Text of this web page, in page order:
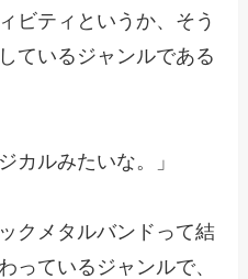
ビティというか、そう
ているジャンルである
カルみたいな。」
クメタルバンドって結
っているジャンルで、